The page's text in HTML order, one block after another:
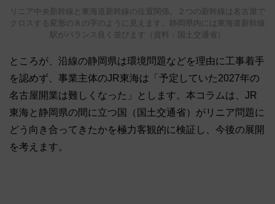
リニア中央新幹線と東海道新幹線の位置関係。２つの新幹線は名古屋で
クロスする変形の８の字のように見えます。静岡県内には東海道新幹線
駅がバランス良く並びます（資料：国土交通省）
ところが、沿線の静岡県は環境問題などを理由に工事着手
を認めず、事業主体のJR東海は「予定していた2027年の
名古屋開業は難しくなった」とします。本コラムは、JR
東海と静岡県の間に立つ国（国土交通省）がリニア問題に
どう向き合ってきたかを極力客観的に検証し、今後の展開
を考えます。